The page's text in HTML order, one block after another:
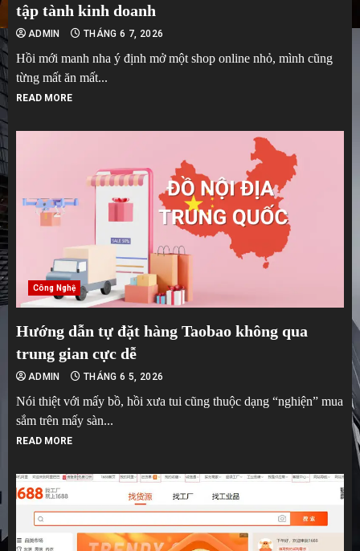
tập tành kinh doanh
ADMIN THÁNG 6 7, 2026
Hồi mới manh nha ý định mở một shop online nhỏ, mình cũng
từng mất ăn mất...
READ MORE
Công Nghệ
Hướng dẫn tự đặt hàng Taobao không qua
trung gian cực dễ
ADMIN THÁNG 6 5, 2026
Nói thiệt với mấy bồ, hồi xưa tui cũng thuộc dạng “nghiện” mua
sắm trên mấy sàn...
READ MORE